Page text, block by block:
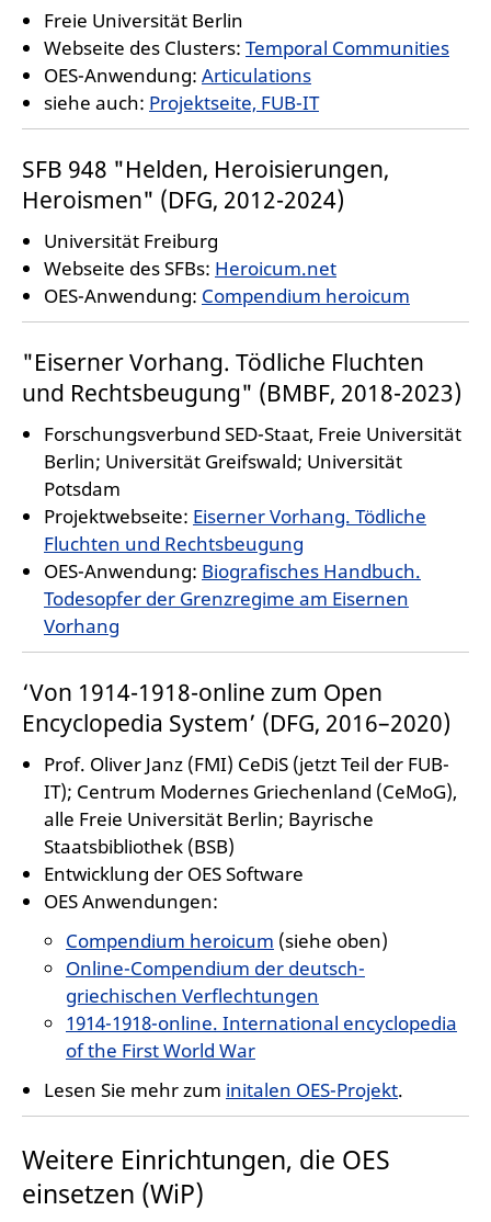
Freie Universität Berlin
Webseite des Clusters: Temporal Communities
OES-Anwendung: Articulations
siehe auch: Projektseite, FUB-IT
SFB 948 "Helden, Heroisierungen,
Heroismen" (DFG, 2012-2024)
Universität Freiburg
Webseite des SFBs: Heroicum.net
OES-Anwendung: Compendium heroicum
"Eiserner Vorhang. Tödliche Fluchten
und Rechtsbeugung" (BMBF, 2018-2023)
Forschungsverbund SED-Staat, Freie Universität
Berlin; Universität Greifswald; Universität
Potsdam
Projektwebseite: Eiserner Vorhang. Tödliche
Fluchten und Rechtsbeugung
OES-Anwendung: Biografisches Handbuch.
Todesopfer der Grenzregime am Eisernen
Vorhang
‘Von 1914-1918-online zum Open
Encyclopedia System’ (DFG, 2016–2020)
Prof. Oliver Janz (FMI) CeDiS (jetzt Teil der FUB-
IT); Centrum Modernes Griechenland (CeMoG),
alle Freie Universität Berlin; Bayrische
Staatsbibliothek (BSB)
Entwicklung der OES Software
OES Anwendungen:
Compendium heroicum (siehe oben)
Online-Compendium der deutsch-
griechischen Verflechtungen
1914-1918-online. International encyclopedia
of the First World War
Lesen Sie mehr zum initalen OES-Projekt.
Weitere Einrichtungen, die OES
einsetzen (WiP)